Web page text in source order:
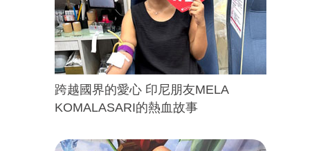
跨越國界的愛心 印尼朋友MELA
KOMALASARI的熱血故事